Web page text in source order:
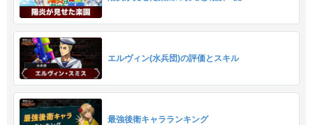
エルヴィン(水兵団)の評価とスキル
最強後衛キャラランキング